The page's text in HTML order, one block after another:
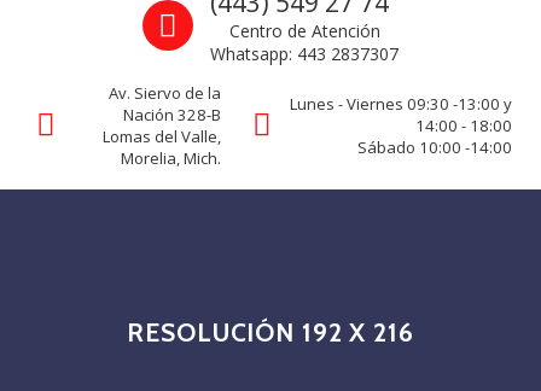
Centro de Atención
Whatsapp: 443 2837307
Av. Siervo de la
Nación 328-B
Lomas del Valle,
Morelia, Mich.
Lunes - Viernes 09:30 -13:00 y
14:00 - 18:00
Sábado 10:00 -14:00
RESOLUCIÓN 192 X 216